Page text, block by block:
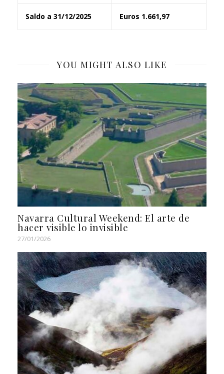
Saldo a 31/12/2025 Euros 1.661,97
YOU MIGHT ALSO LIKE
Navarra Cultural Weekend: El arte de
hacer visible lo invisible
27/01/2026